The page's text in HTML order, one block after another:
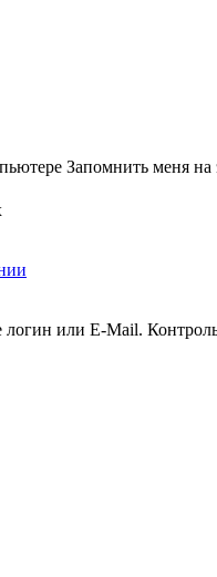
Запомнить меня на
логин или E-Mail.